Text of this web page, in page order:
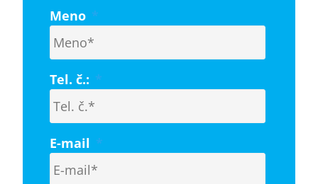
Meno *
Tel. č.: *
E-mail *